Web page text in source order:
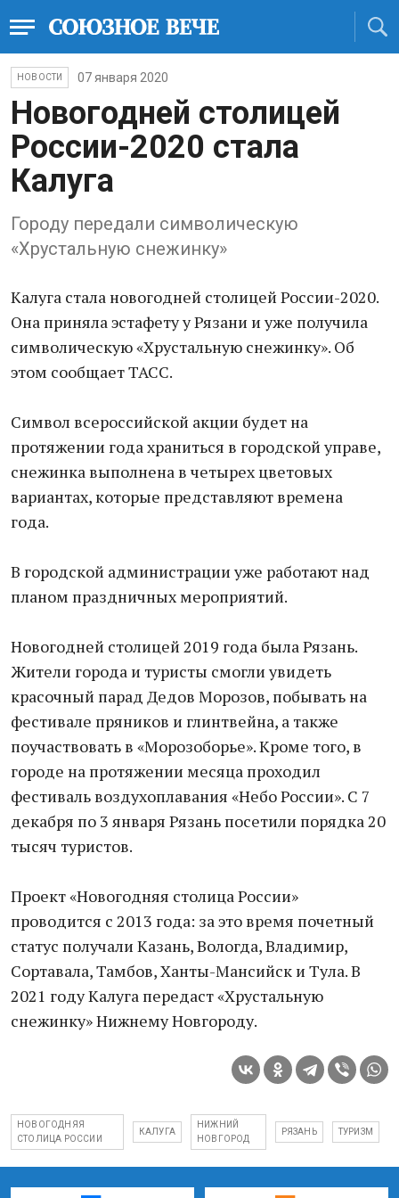
НОВОСТИ 07 января 2020
Новогодней столицей
России-2020 стала
Калуга
Городу передали символическую
«Хрустальную снежинку»
Калуга стала новогодней столицей России-2020.
Она приняла эстафету у Рязани и уже получила
символическую «Хрустальную снежинку». Об
этом сообщает ТАСС.
Символ всероссийской акции будет на
протяжении года храниться в городской управе,
снежинка выполнена в четырех цветовых
вариантах, которые представляют времена
года.
В городской администрации уже работают над
планом праздничных мероприятий.
Новогодней столицей 2019 года была Рязань.
Жители города и туристы смогли увидеть
красочный парад Дедов Морозов, побывать на
фестивале пряников и глинтвейна, а также
поучаствовать в «Морозоборье». Кроме того, в
городе на протяжении месяца проходил
фестиваль воздухоплавания «Небо России». С 7
декабря по 3 января Рязань посетили порядка 20
тысяч туристов.
Проект «Новогодняя столица России»
проводится с 2013 года: за это время почетный
статус получали Казань, Вологда, Владимир,
Сортавала, Тамбов, Ханты-Мансийск и Тула. В
2021 году Калуга передаст «Хрустальную
снежинку» Нижнему Новгороду.
НОВОГОДНЯЯ
СТОЛИЦА РОССИИ
КАЛУГА
НИЖНИЙ
НОВГОРОД
РЯЗАНЬ ТУРИЗМ